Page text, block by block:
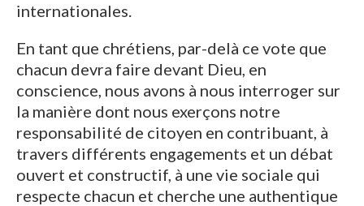
internationales.
En tant que chrétiens, par-delà ce vote que
chacun devra faire devant Dieu, en
conscience, nous avons à nous interroger sur
la manière dont nous exerçons notre
responsabilité de citoyen en contribuant, à
travers différents engagements et un débat
ouvert et constructif, à une vie sociale qui
respecte chacun et cherche une authentique